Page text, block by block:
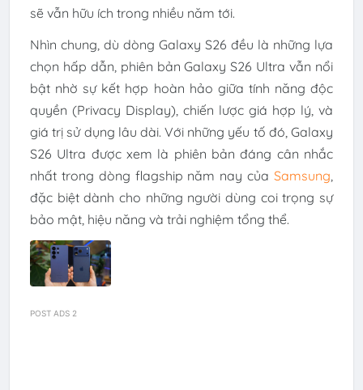
sẽ vẫn hữu ích trong nhiều năm tới.
Nhìn chung, dù dòng Galaxy S26 đều là những lựa
chọn hấp dẫn, phiên bản Galaxy S26 Ultra vẫn nổi
bật nhờ sự kết hợp hoàn hảo giữa tính năng độc
quyền (Privacy Display), chiến lược giá hợp lý, và
giá trị sử dụng lâu dài. Với những yếu tố đó, Galaxy
S26 Ultra được xem là phiên bản đáng cân nhắc
nhất trong dòng flagship năm nay củaSamsung
đặc biệt dành cho những người dùng coi trọng sự
bảo mật, hiệu năng và trải nghiệm tổng thể.
POST ADS 2